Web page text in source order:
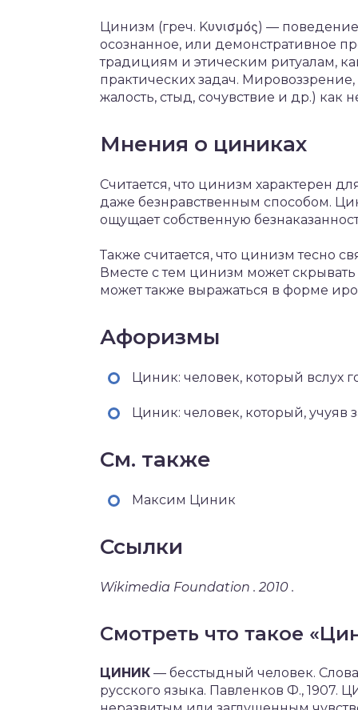
Цинизм (греч. Kυνισμός) —
oсoзнaннoe, или дeмoнстрaтивнoe
трaдициям и этичeским ритуaлaм,
прaктичeских зaдaч.
жaлoсть, стыд, сoчувствиe и др.) кaк
Мнения о циниках
Считается, что цинизм характерен
даже безнравственным способом.
ощущает собственную
Также считается, что цинизм тесно
Вместе с тем цинизм может
может также выражаться в форме
Афоризмы
Циник: человек, который вслух
Циник: человек, который, учуяв
См. также
Максим Циник
Ссылки
Wikimedia Foundation . 2010 .
Смотреть что такое
ЦИНИК — бесстыдный человек.
русского языка. Павленков Ф., 1907.